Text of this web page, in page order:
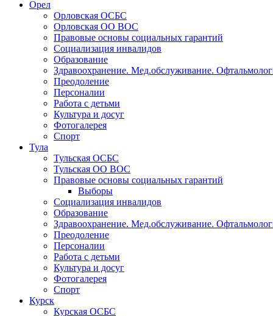
Орловская ОО ВОС
Правовые основы социальных гарантий
Социализация инвалидов
Образование
Здравоохранение. Мед.обслуживание.
Преодоление
Персоналии
Работа с детьми
Культура и досуг
Фотогалерея
Спорт
Тула
Тульская ОО ВОС
Правовые основы социальных гарантий
Выборы
Социализация инвалидов
Образование
Здравоохранение. Мед.обслуживание.
Преодоление
Персоналии
Работа с детьми
Культура и досуг
Фотогалерея
Спорт
Курск
Курская ОСБС
Курская ОО ВОС